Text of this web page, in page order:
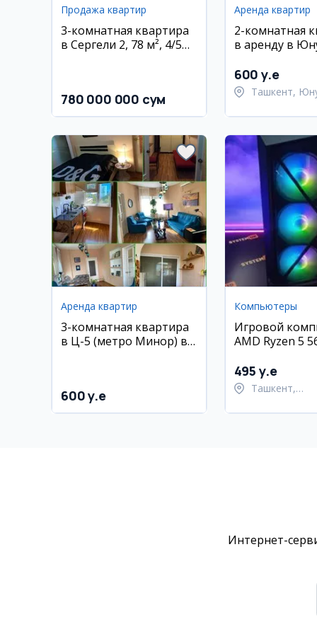
Продажа квартир
3-комнатная квартира
в Сергели 2, 78 м², 4/5
780 000 000 сум
Аренда квартир
2-комнатная
в аренду в
техникой
600 y.e
Ташкент,
Аренда квартир
3-комнатная квартира
в Ц-5 (метро Минор) в
600 y.e
Компьютеры
Игровой
AMD Ryzen 5
495 y.e
Ташкент,
Интернет-